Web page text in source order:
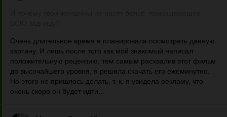
Очень длительное время я планировала посмотреть данную
картину. И лишь после того как мой знакомый написал
положительную рецензию, тем самым расхвалив этот фильм
до высочайшего уровня, я решила скачать его ежеминутно.
Но этого не пришлось делать, т. к. я увидела рекламу, что
очень скоро он будет идти...